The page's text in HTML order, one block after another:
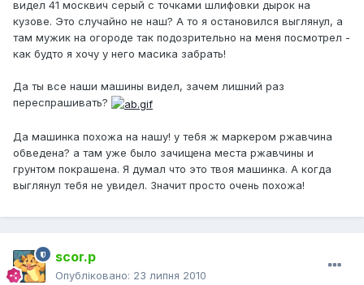
видел 41 москвич серый с точками шлифовки дырок на
кузове. Это случайно не наш? А то я остановился выглянул, а
там мужик на огороде так подозрительно на меня посмотрел -
как будто я хочу у него масика забрать!
Да ты все наши машины видел, зачем лишний раз
переспрашивать?
Да машинка похожа на нашу! у тебя ж маркером ржавчина
обведена? а там уже было зачищена места ржавчины и
грунтом покрашена. Я думал что это твоя машинка. А когда
выглянул тебя не увидел. Значит просто очень похожа!
scor.p
Опубліковано: 23 липня 2010